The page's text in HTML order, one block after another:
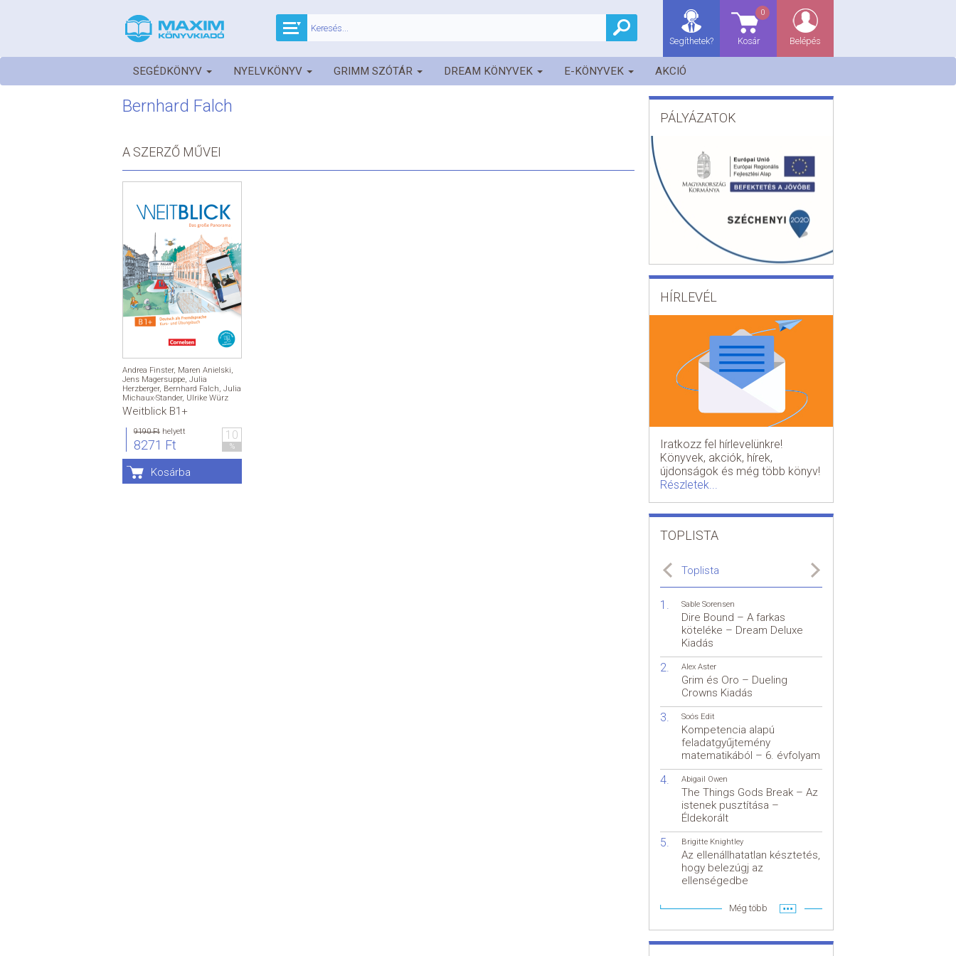
Belépés
Kosár
0
Segíthetek?
SEGÉDKÖNYV NYELVKÖNYV GRIMM SZÓTÁR DREAM KÖNYVEK E-KÖNYVEK AKCIÓ
Bernhard Falch
A SZERZŐ MŰVEI
Andrea Finster, Maren Anielski,
Jens Magersuppe, Julia
Herzberger, Bernhard Falch, Julia
Michaux-Stander, Ulrike Würz
Weitblick B1+
9190 Ft helyett
8271 Ft
10
%
Kosárba
PÁLYÁZATOK
HÍRLEVÉL
Iratkozz fel hírlevelünkre!
Könyvek, akciók, hírek,
újdonságok és még több könyv!
Részletek...
TOPLISTA
Toplista
Sable Sorensen
Dire Bound – A farkas
köteléke – Dream Deluxe
Kiadás
Alex Aster
Grim és Oro – Dueling
Crowns Kiadás
Soós Edit
Kompetencia alapú
feladatgyűjtemény
matematikából – 6. évfolyam
Abigail Owen
The Things Gods Break – Az
istenek pusztítása –
Éldekorált
Brigitte Knightley
Az ellenállhatatlan késztetés,
hogy belezúgj az
ellenségedbe
Még több